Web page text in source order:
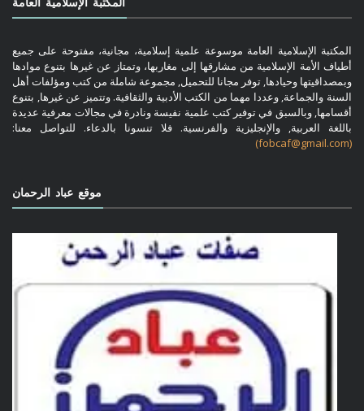
المكتبة الإسلامية العامة موسوعة علمية إسلامية، مجانية، مفتوحة على جميع
أطياف الأمة الإسلامية من مشارقها إلى مغاربها، وتمتاز عن غيرها بتنوع موادها
وبمصداقيتها وحيادها, توفر مجانا للتحميل, مجموعة شاملة من كتب ومؤلفات أهل
السنة والجماعة, وعددا مهما من الكتب الأدبية والثقافية. وتتميز عن غيرها, بتنوع
أقسامها, وبالسبق في توفير كتب علمية نفيسة ونادرة في مجالات معرفية عديدة
باللغة العربية, والإنجليزية والفرنسية. فلا تنسونا بالدعاء. للتواصل معنا:
(fobcaf@gmail.com)
موقع عباد الرحمان